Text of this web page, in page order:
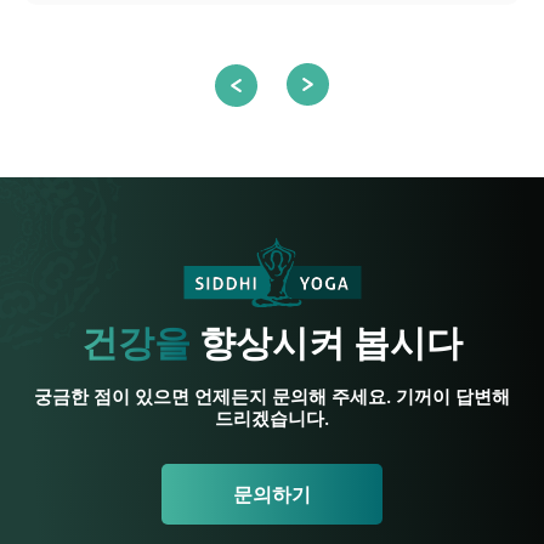
건강을 향상시켜 봅시다
궁금한 점이 있으면 언제든지 문의해 주세요. 기꺼이 답변해
드리겠습니다.
문의하기